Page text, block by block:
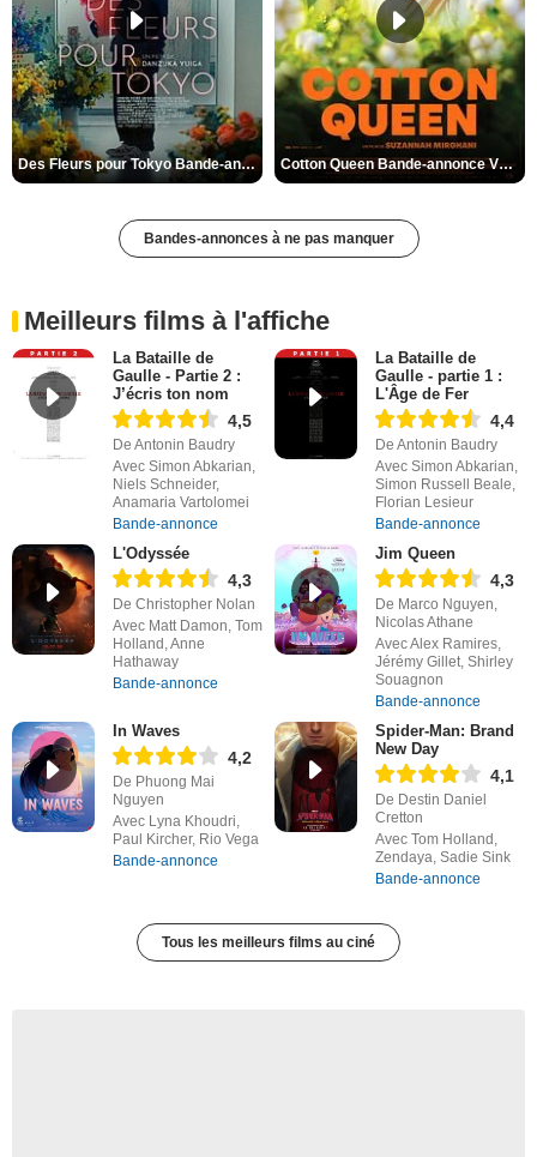
Des Fleurs pour Tokyo Bande-annonce VO STFR Cotton Queen Bande-annonce VO STFR
Bandes-annonces à ne pas manquer
Meilleurs films à l'affiche
La Bataille de
Gaulle - Partie 2 :
J’écris ton nom
4,5
De Antonin Baudry
Avec Simon Abkarian,
Niels Schneider,
Anamaria Vartolomei
Bande-annonce
La Bataille de
Gaulle - partie 1 :
L'Âge de Fer
4,4
De Antonin Baudry
Avec Simon Abkarian,
Simon Russell Beale,
Florian Lesieur
Bande-annonce
L'Odyssée
4,3
De Christopher Nolan
Avec Matt Damon, Tom
Holland, Anne
Hathaway
Bande-annonce
Jim Queen
4,3
De Marco Nguyen,
Nicolas Athane
Avec Alex Ramires,
Jérémy Gillet, Shirley
Souagnon
Bande-annonce
In Waves
4,2
De Phuong Mai
Nguyen
Avec Lyna Khoudri,
Paul Kircher, Rio Vega
Bande-annonce
Spider-Man: Brand
New Day
4,1
De Destin Daniel
Cretton
Avec Tom Holland,
Zendaya, Sadie Sink
Bande-annonce
Tous les meilleurs films au ciné